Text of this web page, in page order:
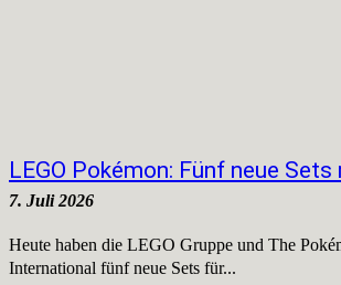
LEGO Pokémon: Fünf neue Sets
7. Juli 2026
Heute haben die LEGO Gruppe und The
International fünf neue Sets für...